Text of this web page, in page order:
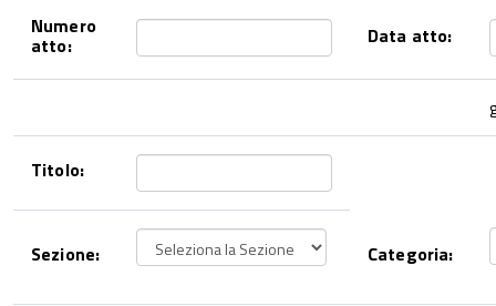
Numero
atto: Data atto:
Titolo:
Sezione: Categoria: